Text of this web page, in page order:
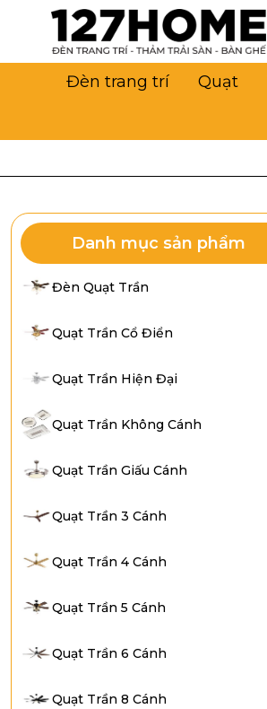
Đèn trang trí Quạt
Danh mục sản phẩm
Đèn Quạt Trần
Quạt Trần Cổ Điển
Quạt Trần Hiện Đại
Quạt Trần Không Cánh
Quạt Trần Giấu Cánh
Quạt Trần 3 Cánh
Quạt Trần 4 Cánh
Quạt Trần 5 Cánh
Quạt Trần 6 Cánh
Quạt Trần 8 Cánh